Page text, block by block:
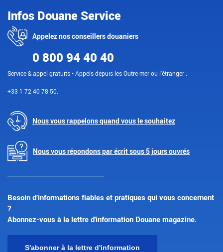
Infos Douane Service
Appelez nos conseillers douaniers
0 800 94 40 40
Service & appel gratuits • Appels depuis les Outre-mer ou l'étranger :
+33 1 72 40 78 50.
Nous vous rappelons quand vous le souhaitez
Nous vous répondons par écrit sous 5 jours ouvrés
Besoin d’informations fiables et pratiques qui vous concernent
?
Abonnez-vous à la lettre d'information Douane magazine.
S'abonner à la lettre d'information